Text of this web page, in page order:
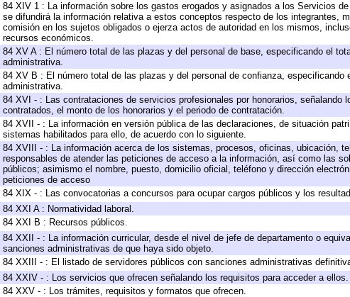
84 XIV 1 : La información sobre los gastos erogados y asignados a los Servicios
se difundirá la información relativa a estos conceptos respecto de los integrantes,
comisión en los sujetos obligados o ejerza actos de autoridad en los mismos,
recursos económicos.
84 XV A : El número total de las plazas y del personal de base, especificando el
administrativa.
84 XV B : El número total de las plazas y del personal de confianza,
administrativa.
84 XVI - : Las contrataciones de servicios profesionales por honorarios,
contratados, el monto de los honorarios y el periodo de contratación.
84 XVII - : La información en versión pública de las declaraciones, de situación
sistemas habilitados para ello, de acuerdo con lo siguiente.
84 XVIII - : La información acerca de los sistemas, procesos, oficinas, ubicación,
responsables de atender las peticiones de acceso a la información, así como las
públicos; asimismo el nombre, puesto, domicilio oficial, teléfono y dirección
peticiones de acceso
84 XIX - : Las convocatorias a concursos para ocupar cargos públicos y los
84 XXI A : Normatividad laboral.
84 XXI B : Recursos públicos.
84 XXII - : La información curricular, desde el nivel de jefe de departamento o
sanciones administrativas de que haya sido objeto.
84 XXIII - : El listado de servidores públicos con sanciones administrativas
84 XXIV - : Los servicios que ofrecen señalando los requisitos para acceder a ellos.
84 XXV - : Los trámites, requisitos y formatos que ofrecen.